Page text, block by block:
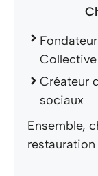
Collective
Créateur
sociaux
Ensemble,